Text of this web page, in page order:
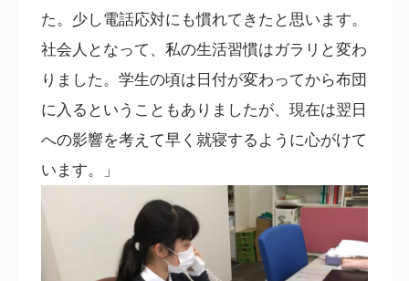
た。少し電話応対にも慣れてきたと思います。
社会人となって、私の生活習慣はガラリと変わ
りました。学生の頃は日付が変わってから布団
に入るということもありましたが、現在は翌日
への影響を考えて早く就寝するように心がけて
います。」